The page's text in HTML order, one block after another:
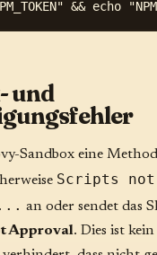
und
Sandbox eine
Scripts
an oder sendet das
Approval. Dies ist